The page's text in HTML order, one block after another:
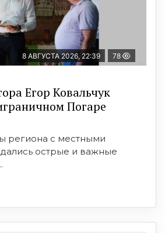
8 АВГУСТА 2026, 22:39 78
Егор Ковальчук
Погаре
региона с местными
острые и важные